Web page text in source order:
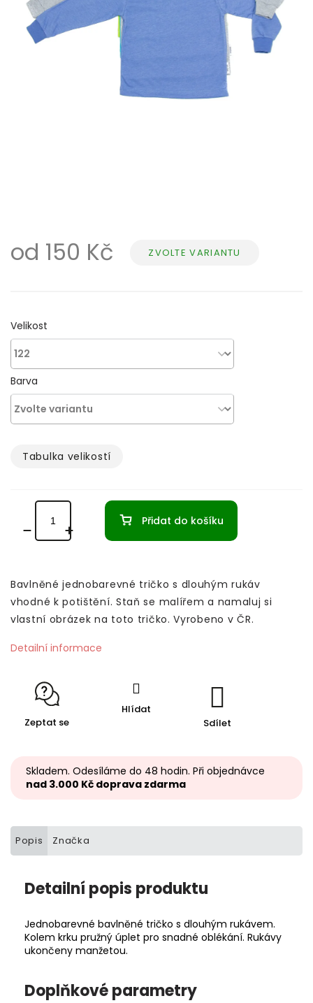
od 150 Kč Měrná
ZVOLTE VARIANTU
Velikost
Barva
Tabulka velikostí­
Přidat do košíku
Bavlněné jednobarevné tričko s dlouhým rukáv
vhodné k potištění. Staň se malířem a namaluj si
vlastní obrázek na toto tričko. Vyrobeno v ČR.
Detailní informace
Zeptat se
Hlídat
Sdílet
Skladem. Odesíláme do 48 hodin. Při objednávce
nad 3.000 Kč doprava zdarma
Popis Značka
Detailní popis produktu
Jednobarevné bavlněné tričko s dlouhým rukávem.
Kolem krku pružný úplet pro snadné oblékání. Rukávy
ukončeny manžetou.
Doplňkové parametry